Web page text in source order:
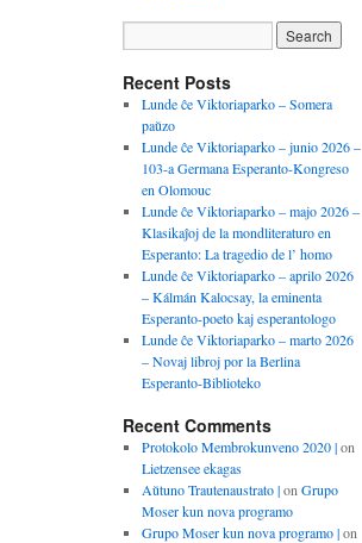
Recent Posts
Lunde ĉe Viktoriaparko – Somera
paŭzo
Lunde ĉe Viktoriaparko – junio 2026 –
103-a Germana Esperanto-Kongreso
en Olomouc
Lunde ĉe Viktoriaparko – majo 2026 –
Klasikaĵoj de la mondliteraturo en
Esperanto: La tragedio de l’ homo
Lunde ĉe Viktoriaparko – aprilo 2026
– Kálmán Kalocsay, la eminenta
Esperanto-poeto kaj esperantologo
Lunde ĉe Viktoriaparko – marto 2026
– Novaj libroj por la Berlina
Esperanto-Biblioteko
Recent Comments
Protokolo Membrokunveno 2020 |on
Lietzensee ekagas
Aŭtuno Trautenaustrato |on Grupo
Moser kun nova programo
Grupo Moser kun nova programo |on